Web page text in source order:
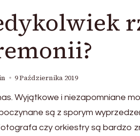
9 Października 2019
Wyjątkowe i niezapomniane
są z sporym
czy orkiestry są bardzo